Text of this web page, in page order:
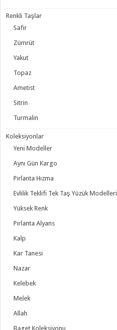
Renkli Taşlar
Safir
Zümrüt
Yakut
Topaz
Ametist
Sitrin
Turmalin
Koleksiyonlar
Yeni Modeller
Aynı Gün Kargo
Pırlanta Hızma
Evlilik Teklifi Tek Taş Yüzük Modelleri
Yüksek Renk
Pırlanta Alyans
Kalp
Kar Tanesi
Nazar
Kelebek
Melek
Allah
Baget Koleksiyonu